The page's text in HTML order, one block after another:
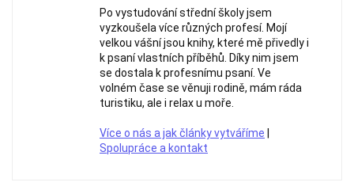
Po vystudování střední školy jsem
vyzkoušela více různých profesí. Mojí
velkou vášní jsou knihy, které mě přivedly i
k psaní vlastních příběhů. Díky nim jsem
se dostala k profesnímu psaní. Ve
volném čase se věnuji rodině, mám ráda
turistiku, ale i relax u moře.
Více o nás a jak články vytváříme
Spolupráce a kontakt